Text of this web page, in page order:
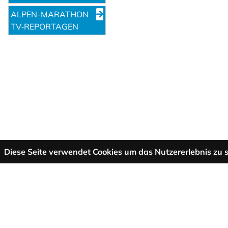
ALPEN-MARATHON
TV‑REPORTAGEN
Diese Seite verwendet Cookies um das Nutzererlebnis zu